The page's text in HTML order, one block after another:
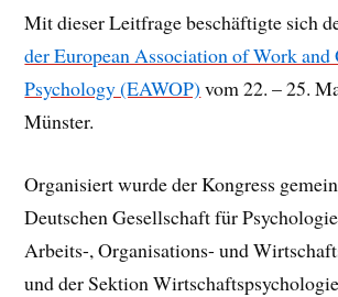
Mit dieser Leitfrage beschäftigte sich
der European Association of Work
Psychology (EAWOP) vom 22. – 25.
Münster.
Organisiert wurde der Kongress
Deutschen Gesellschaft für
Arbeits-, Organisations- und
und der Sektion